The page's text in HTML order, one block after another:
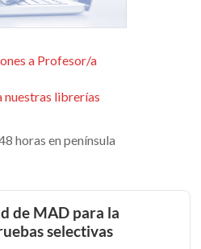
de MAD para la
selectivas